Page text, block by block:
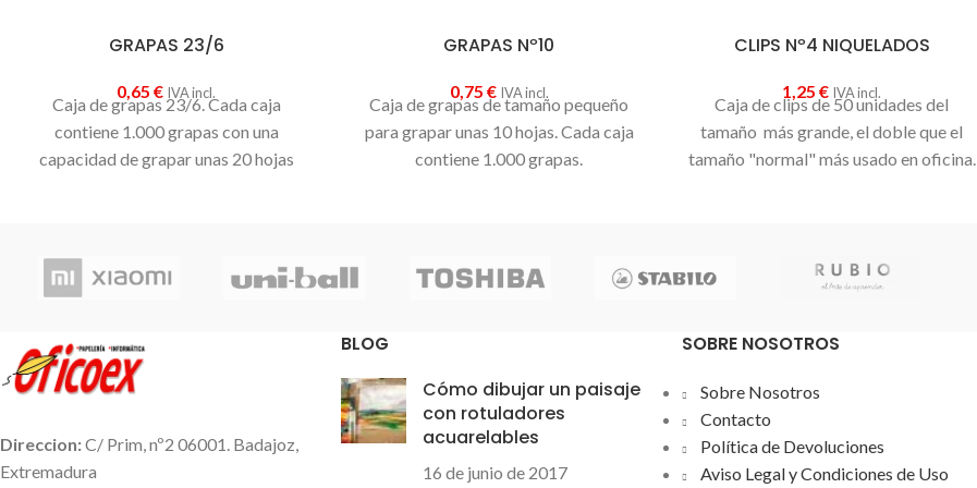
GRAPAS 23/6
0,65€ IVA incl.
Caja de grapas 23/6. Cada caja
contiene 1.000 grapas con una
capacidad de grapar unas 20 hojas
GRAPAS Nº10
0,75 € IVA incl.
Caja de grapas de tamaño pequeño
para grapar unas 10 hojas. Cada caja
contiene 1.000 grapas.
CLIPS Nº4 NIQUELADOS
1,25€ IVA incl.
Caja de clips de 50 unidades del
tamaño más grande, el doble que el
tamaño "normal" más usado en oficina.
Direccion:C/ Prim, nº2 06001. Badajoz,
Extremadura
BLOG
Cómo dibujar un paisaje
con rotuladores
acuarelables
16 de junio de 2017
SOBRE NOSOTROS
Sobre Nosotros
Contacto
Política de Devoluciones
Aviso Legal y Condiciones de Uso